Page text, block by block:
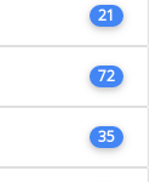
21
72
35